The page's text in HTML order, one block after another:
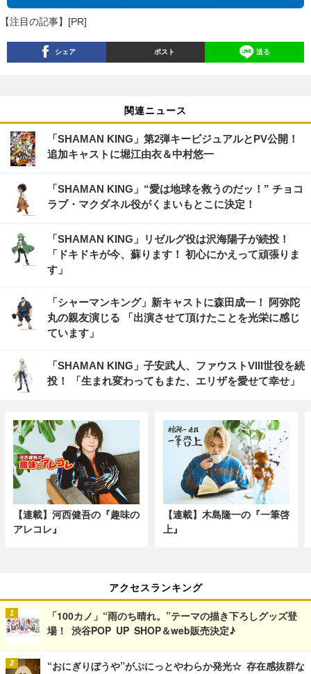
【注目の記事】[PR]
シェア ポスト 送る
関連ニュース
「SHAMAN KING」第2弾キービジュアルとPV公開！
追加キャストに堀江由衣＆中村悠一
「SHAMAN KING」“愛は地球を救うのだッ！” チョコ
ラブ・マクダネル役がくまいもとこに決定！
「SHAMAN KING」リゼルグ役は沢海陽子が続投！
「ドキドキが今、蘇ります！ 初心にかえって頑張りま
す」
「シャーマンキング」新キャストに森田成一！ 阿弥陀
丸の親友演じる 「出演させて頂けたことを光栄に感じ
ています」
「SHAMAN KING」子安武人、ファウストVIII世役を続
投！ 「生まれ変わってもまた、エリザを愛せて幸せ」
【連載】河西健吾の『趣味の
アレコレ』
【連載】木島隆一の『一筆啓
上』
アクセスランキング
「100カノ」“雨のち晴れ。”テーマの描き下ろしグッズ登
場！ 渋谷POP UP SHOP＆web販売決定♪
“おにぎりぼうや”がぷにっとやわらか発光☆ 存在感抜群な